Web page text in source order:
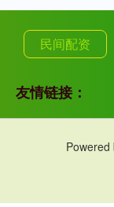
民间配资
友情链接：
Powered